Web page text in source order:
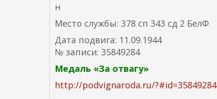
н
Место службы: 378 сп 343 сд 2 БелФ
Дата подвига: 11.09.1944
№ записи: 35849284
Медаль «За отвагу»
http://podvignaroda.ru/